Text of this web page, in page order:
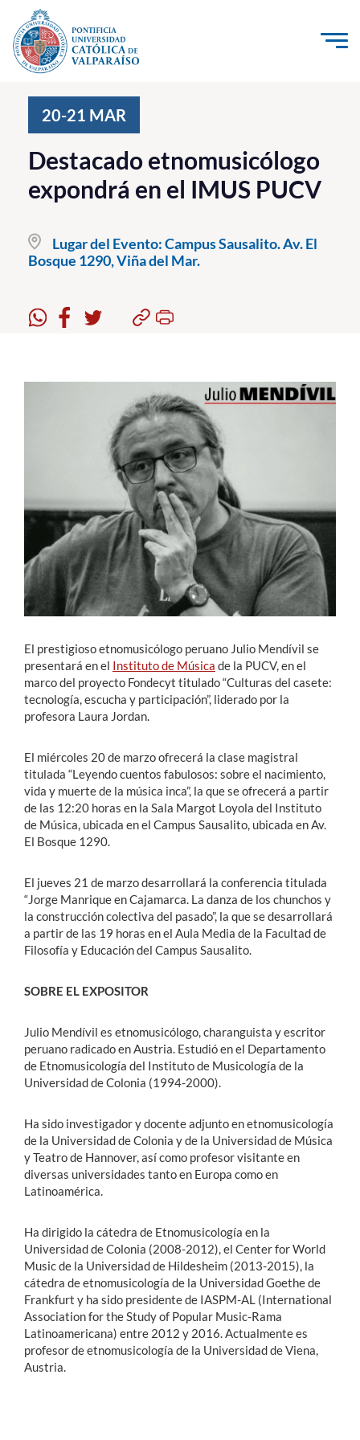
Click acá para ir directamente al contenido
Investigación, Creación e Innovación
PUCV Internacional
Vinculación con el Medio
Admisión
Postgrado
English
20-21 MAR
Destacado etnomusicólogo
expondrá en el IMUS PUCV
Lugar del Evento:Campus Sausalito. Av. El
Bosque 1290, Viña del Mar.
El prestigioso etnomusicólogo peruano Julio Mendívil se
presentará en el Instituto de Música de la PUCV, en el
marco del proyecto Fondecyt titulado “Culturas del casete:
tecnología, escucha y participación”, liderado por la
profesora Laura Jordan.
El miércoles 20 de marzo ofrecerá la clase magistral
titulada “Leyendo cuentos fabulosos: sobre el nacimiento,
vida y muerte de la música inca”, la que se ofrecerá a partir
de las 12:20 horas en la Sala Margot Loyola del Instituto
de Música, ubicada en el Campus Sausalito, ubicada en Av.
El Bosque 1290.
El jueves 21 de marzo desarrollará la conferencia titulada
“Jorge Manrique en Cajamarca. La danza de los chunchos y
la construcción colectiva del pasado”, la que se desarrollará
a partir de las 19 horas en el Aula Media de la Facultad de
Filosofía y Educación del Campus Sausalito.
SOBRE EL EXPOSITOR
Julio Mendívil es etnomusicólogo, charanguista y escritor
peruano radicado en Austria. Estudió en el Departamento
de Etnomusicología del Instituto de Musicología de la
Universidad de Colonia (1994-2000).
Ha sido investigador y docente adjunto en etnomusicología
de la Universidad de Colonia y de la Universidad de Música
y Teatro de Hannover, así como profesor visitante en
diversas universidades tanto en Europa como en
Latinoamérica.
Ha dirigido la cátedra de Etnomusicología en la
Universidad de Colonia (2008-2012), el Center for World
Music de la Universidad de Hildesheim (2013-2015), la
cátedra de etnomusicología de la Universidad Goethe de
Frankfurt y ha sido presidente de IASPM-AL (International
Association for the Study of Popular Music-Rama
Latinoamericana) entre 2012 y 2016. Actualmente es
profesor de etnomusicología de la Universidad de Viena,
Austria.